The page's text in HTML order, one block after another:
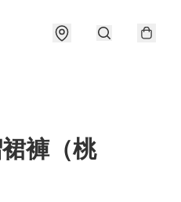
褲（桃